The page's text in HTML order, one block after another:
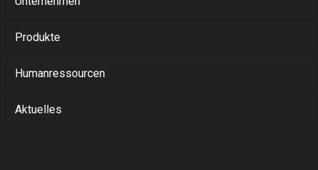
Produkte
Humanressourcen
Aktuelles